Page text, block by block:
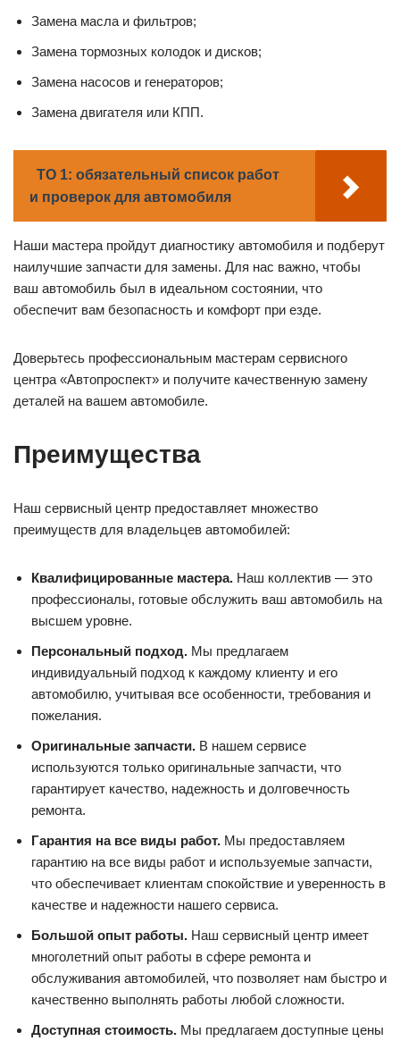
Замена масла и фильтров;
Замена тормозных колодок и дисков;
Замена насосов и генераторов;
Замена двигателя или КПП.
ТО 1: обязательный список работ
и проверок для автомобиля
Наши мастера пройдут диагностику автомобиля и подберут
наилучшие запчасти для замены. Для нас важно, чтобы
ваш автомобиль был в идеальном состоянии, что
обеспечит вам безопасность и комфорт при езде.
Доверьтесь профессиональным мастерам сервисного
центра «Автопроспект» и получите качественную замену
деталей на вашем автомобиле.
Преимущества
Наш сервисный центр предоставляет множество
преимуществ для владельцев автомобилей:
Квалифицированные мастера. Наш коллектив — это
профессионалы, готовые обслужить ваш автомобиль на
высшем уровне.
Персональный подход. Мы предлагаем
индивидуальный подход к каждому клиенту и его
автомобилю, учитывая все особенности, требования и
пожелания.
Оригинальные запчасти. В нашем сервисе
используются только оригинальные запчасти, что
гарантирует качество, надежность и долговечность
ремонта.
Гарантия на все виды работ. Мы предоставляем
гарантию на все виды работ и используемые запчасти,
что обеспечивает клиентам спокойствие и уверенность в
качестве и надежности нашего сервиса.
Большой опыт работы. Наш сервисный центр имеет
многолетний опыт работы в сфере ремонта и
обслуживания автомобилей, что позволяет нам быстро и
качественно выполнять работы любой сложности.
Доступная стоимость. Мы предлагаем доступные цены